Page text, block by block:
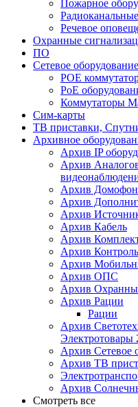
Пожарное
Речевое
Охранные
ПО
Сетевое оборудование
POE
PoE
Коммутаторы
Сим-карты
ТВ приставки,
Архивное
Архив IP
Архив
Архив
Архив
Архив
Архив Кабель
Архив
Архив
Архив
Архив ОПС
Архив
Архив Рации
Рации
Архив
Электротовары
Архив Сетевое
Архив ТВ
Архив
Смотреть все